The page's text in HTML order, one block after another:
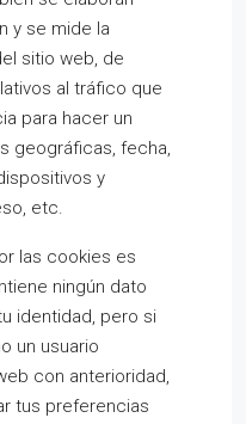
y se mide la
sitio web, de
al tráfico que
para hacer un
geográficas, fecha,
y
etc.
las cookies es
ningún dato
identidad, pero si
un usuario
con anterioridad,
tus preferencias